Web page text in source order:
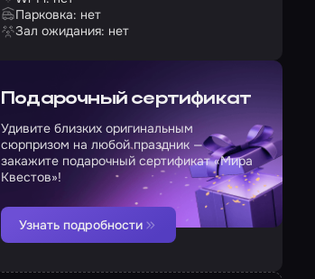
Парковка: нет
Зал ожидания: нет
Подарочный сертификат
Удивите близких оригинальным
сюрпризом на любой праздник —
закажите подарочный сертификат «Мира
Квестов»!
Узнать подробности